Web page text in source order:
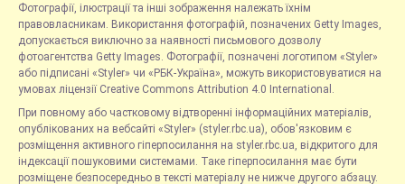
Фотографії, ілюстрації та інші зображення належать їхнім
правовласникам. Використання фотографій, позначених Getty Images,
допускається виключно за наявності письмового дозволу
фотоагентства Getty Images. Фотографії, позначені логотипом «Styler»
або підписані «Styler» чи «РБК-Україна», можуть використовуватися на
умовах ліцензії Creative Commons Attribution 4.0 International.
При повному або частковому відтворенні інформаційних матеріалів,
опублікованих на вебсайті «Styler» (styler.rbc.ua), обов'язковим є
розміщення активного гіперпосилання на styler.rbc.ua, відкритого для
індексації пошуковими системами. Таке гіперпосилання має бути
розміщене безпосередньо в тексті матеріалу не нижче другого абзацу.